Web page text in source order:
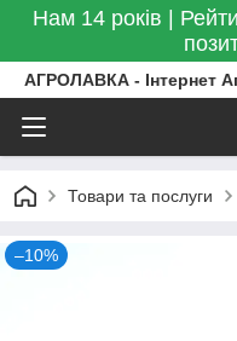
Нам 14 років |
АГРОЛАВКА - Інтернет
Товари та послуги
–10%